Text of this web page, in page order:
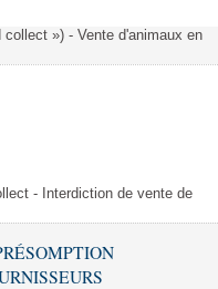
») - Vente d'animaux en
- Interdiction de vente de